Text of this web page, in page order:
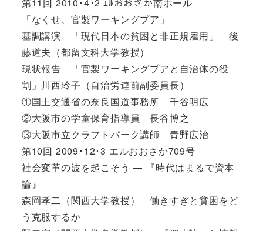
「なくせ、官製ワーキングプア」
基調講演 「現代日本の貧困と非正規雇用」 後
藤道夫（都留文科大学教授）
現状報告 「官製ワーキングプアと自治体の役
割」川西玲子（自治労連前副委員長）
①国土交通省の奈良国道事務所 千谷明広
②大阪市の学童保育指導員 長谷博之
③大阪市立クラフトパーク講師 青野広治
第10回 2009･12･3 エルおおさか709号
社会変革の波を起こそう ― 『時代はまるで資本
論』
森岡孝二（関西大学教授） 働きすぎと貧困をど
う克服するか